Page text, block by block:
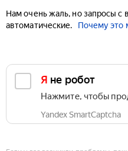
Нам очень жаль, но запросы с
автоматические.
Почему это
Я не робот
Нажмите, чтобы
Yandex SmartCaptcha